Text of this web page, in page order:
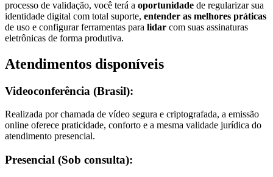
processo de validação, você terá a oportunidade de regularizar sua
identidade digital com total suporte, entender as melhores práticas
de uso e configurar ferramentas para lidar com suas assinaturas
eletrônicas de forma produtiva.
Atendimentos disponíveis
Videoconferência (Brasil):
Realizada por chamada de vídeo segura e criptografada, a emissão
online oferece praticidade, conforto e a mesma validade jurídica do
atendimento presencial.
Presencial (Sob consulta):